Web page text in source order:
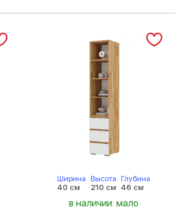
Ширина
40 см
Высота
210 см
Глубина
46 см
в наличии: мало